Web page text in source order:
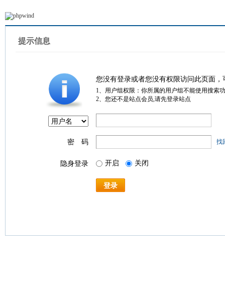
提示信息
您没有登录或者您没有权限访问此页面
1、用户组权限：你所属的用户组不能使用搜索
2、您还不是站点会员,请先登录站点
密 码 找
隐身登录 开启 关闭
登录